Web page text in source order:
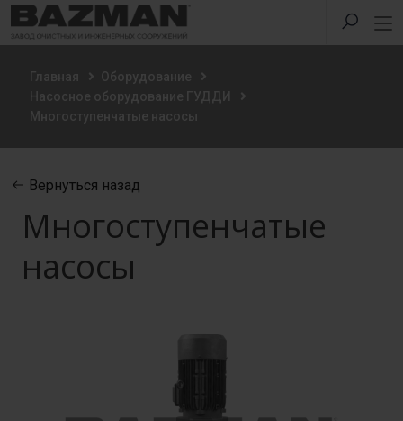
Главная
Оборудование
Насосное оборудование ГУДДИ
Многоступенчатые насосы
Вернуться назад
Многоступенчатые
насосы